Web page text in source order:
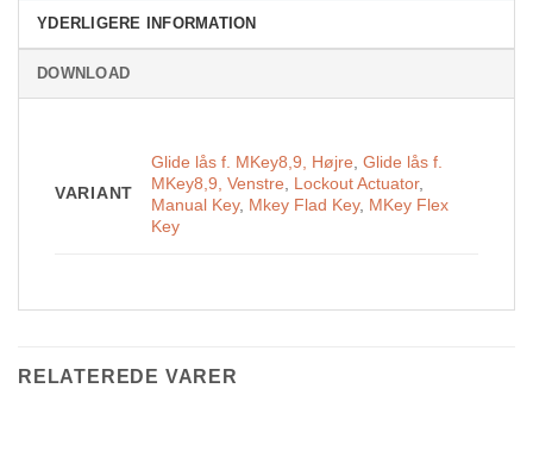
YDERLIGERE INFORMATION
DOWNLOAD
VARIANT
Glide lås f. MKey8,9, Højre ,Glide lås f.
MKey8,9, Venstre
Lockout Actuator,
Manual Key, Mkey Flad Key, MKey Flex
Key
RELATEREDE VARER